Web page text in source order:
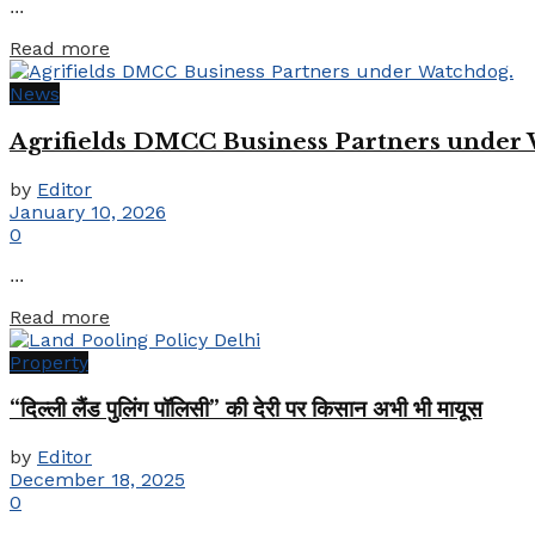
...
Read more
News
Agrifields DMCC Business Partners under
by Editor
January 10, 2026
0
...
Read more
Property
“दिल्ली लैंड पुलिंग पॉलिसी” की देरी पर किसान अभी भी मायूस
by Editor
December 18, 2025
0